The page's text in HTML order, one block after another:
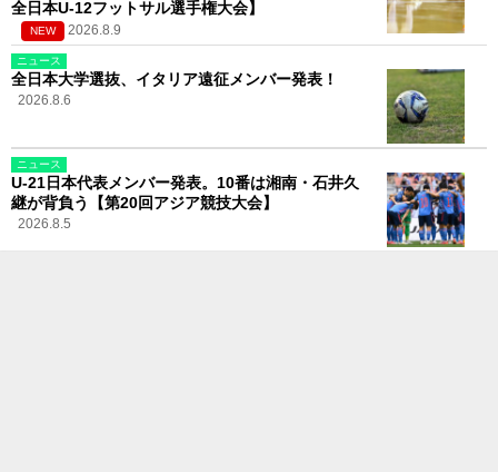
全日本U-12フットサル選手権大会】
NEW 2026.8.9
ニュース
全日本大学選抜、イタリア遠征メンバー発表！
2026.8.6
ニュース
U-21日本代表メンバー発表。10番は湘南・石井久
継が背負う【第20回アジア競技大会】
2026.8.5